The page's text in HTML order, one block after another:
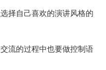
择自己喜欢的演讲风格的
流的过程中也要做控制语